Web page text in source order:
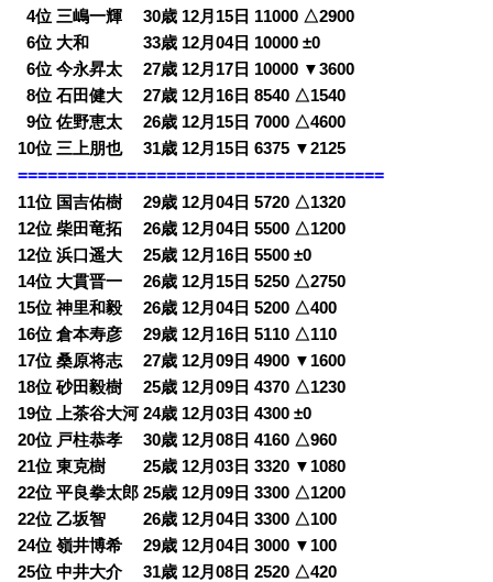
04位 三嶋一輝 30歳 12月15日 11000 △2900
06位 大和 33歳 12月04日 10000 ±0
06位 今永昇太 27歳 12月17日 10000 ▼3600
08位 石田健大 27歳 12月16日 8540 △1540
09位 佐野恵太 26歳 12月15日 7000 △4600
10位 三上朋也 31歳 12月15日 6375 ▼2125
=====================================
11位 国吉佑樹 29歳 12月04日 5720 △1320
12位 柴田竜拓 26歳 12月04日 5500 △1200
12位 浜口遥大 25歳 12月16日 5500 ±0
14位 大貫晋一 26歳 12月15日 5250 △2750
15位 神里和毅 26歳 12月04日 5200 △400
16位 倉本寿彦 29歳 12月16日 5110 △110
17位 桑原将志 27歳 12月09日 4900 ▼1600
18位 砂田毅樹 25歳 12月09日 4370 △1230
19位 上茶谷大河 24歳 12月03日 4300 ±0
20位 戸柱恭孝 30歳 12月08日 4160 △960
21位 東克樹 25歳 12月03日 3320 ▼1080
22位 平良拳太郎 25歳 12月09日 3300 △1200
22位 乙坂智 26歳 12月04日 3300 △100
24位 嶺井博希 29歳 12月04日 3000 ▼100
25位 中井大介 31歳 12月08日 2520 △420